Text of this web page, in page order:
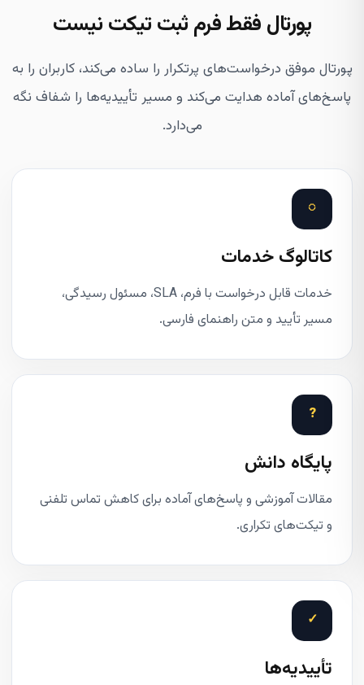
پورتال فقط فرم ثبت تیکت نیست
پورتال موفق درخواست‌های پرتکرار را ساده می‌کند، کاربران را به
پاسخ‌های آماده هدایت می‌کند و مسیر تأییدیه‌ها را شفاف نگه
می‌دارد.
◌
کاتالوگ خدمات
خدمات قابل درخواست با فرم، SLA، مسئول رسیدگی،
مسیر تأیید و متن راهنمای فارسی.
?
پایگاه دانش
مقالات آموزشی و پاسخ‌های آماده برای کاهش تماس تلفنی
و تیکت‌های تکراری.
✓
تأییدیه‌ها